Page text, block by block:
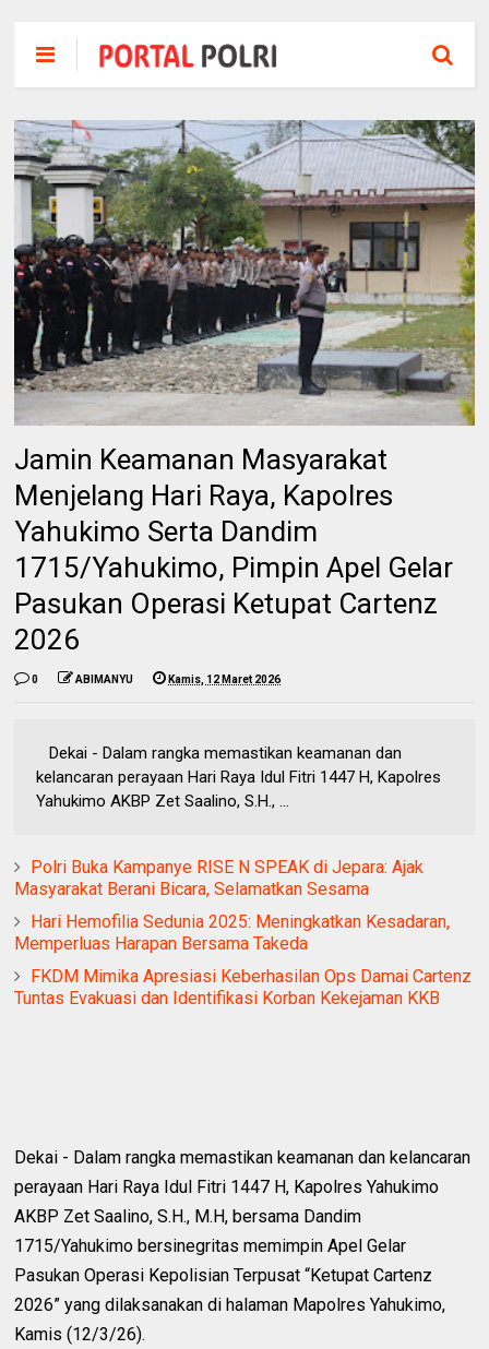
Jamin Keamanan Masyarakat
Menjelang Hari Raya, Kapolres
Yahukimo Serta Dandim
1715/Yahukimo, Pimpin Apel Gelar
Pasukan Operasi Ketupat Cartenz
2026
0 ABIMANYU Kamis, 12 Maret 2026
‎Dekai - Dalam rangka memastikan keamanan dan
kelancaran perayaan Hari Raya Idul Fitri 1447 H, Kapolres
Yahukimo AKBP Zet Saalino, S.H., ...
Polri Buka Kampanye RISE N SPEAK di Jepara: Ajak
Masyarakat Berani Bicara, Selamatkan Sesama
Hari Hemofilia Sedunia 2025: Meningkatkan Kesadaran,
Memperluas Harapan Bersama Takeda
FKDM Mimika Apresiasi Keberhasilan Ops Damai Cartenz
Tuntas Evakuasi dan Identifikasi Korban Kekejaman KKB
‎Dekai - Dalam rangka memastikan keamanan dan kelancaran
perayaan Hari Raya Idul Fitri 1447 H, Kapolres Yahukimo
AKBP Zet Saalino, S.H., M.H, bersama Dandim
1715/Yahukimo bersinegritas memimpin Apel Gelar
Pasukan Operasi Kepolisian Terpusat “Ketupat Cartenz
2026” yang dilaksanakan di halaman Mapolres Yahukimo,
Kamis (12/3/26).